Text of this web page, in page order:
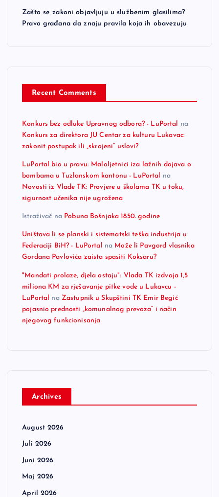
Zašto se zakoni objavljuju u službenim glasilima?
Pravo građana da znaju pravila koja ih obavezuju
Recent Comments
Konkurs bez odluke Upravnog odbora? - LuPortal na
Konkurs za direktora JU Centar za kulturu Lukavac:
zakonit postupak ili „skrojeni“ uslovi?
LuPortal bio u pravu: Maloljetnici iza lažnih dojava o
bombama u Tuzlanskom kantonu - LuPortal na
Novosti iz Vlade TK: Provjere u školama TK u toku,
sigurnost učenika nije ugrožena
Istraživač na Pobuna Bošnjaka 1850. godine
Uništava li se planski i sistematski teška industrija u
Federaciji BiH? - LuPortal na Može li Pavgord vlasnika
Gordana Pavlovića zaista spasiti Koksaru?
"Mandati prolaze, djela ostaju": Vlada TK izdvaja 1,5
miliona KM za rješavanje pitke vode u Lukavcu -
LuPortal na Zastupnik u Skupštini TK Emir Begić
pojasnio prednosti „komunalnog prevoza“ i način
njegovog funkcionisanja
Archives
August 2026
Juli 2026
Juni 2026
Maj 2026
April 2026